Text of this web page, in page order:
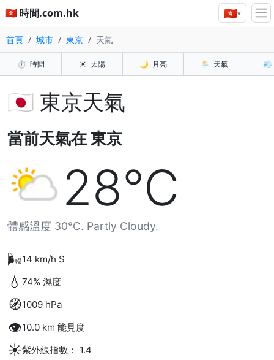
🇭🇰 時間.com.hk 🇭🇰▾
首頁 城市 東京 天氣
⏱️ 時間 ☀️ 太陽 🌙 月亮 🌦️ 天氣 💨
🇯🇵 東京天氣
當前天氣在 東京
28°C
體感溫度 30°C. Partly Cloudy.
🌬️14 km/h S
💧 74% 濕度
🧭1009 hPa
👁️10.0 km 能見度
☀️紫外線指數： 1.4